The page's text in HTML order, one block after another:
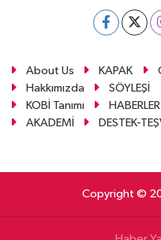
About Us KAPAK
Hakkımızda
SÖYLEŞİ
KOBİ Tanımı
HABERLER
AKADEMİ
DESTEK-
Copyright ©